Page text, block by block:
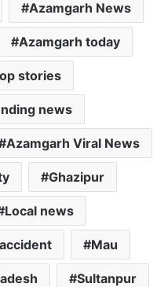
Azamgarh News
Azamgarh today
stories
news
Azamgarh Viral News
Ghazipur
Local news
Mau
Sultanpur